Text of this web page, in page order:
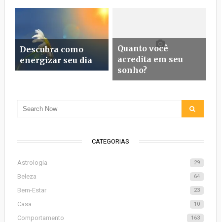
Descubra como
energizar seu dia
Quanto você
acredita em seu
sonho?
CATEGORIAS
Astrologia 29
Beleza 64
Bem-Estar 23
Casa 10
Comportamento 163